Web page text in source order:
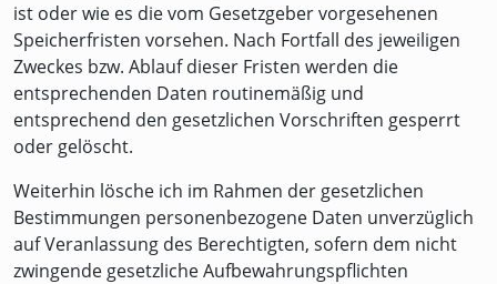
ist oder wie es die vom Gesetzgeber vorgesehenen
Speicherfristen vorsehen. Nach Fortfall des jeweiligen
Zweckes bzw. Ablauf dieser Fristen werden die
entsprechenden Daten routinemäßig und
entsprechend den gesetzlichen Vorschriften gesperrt
oder gelöscht.
Weiterhin lösche ich im Rahmen der gesetzlichen
Bestimmungen personenbezogene Daten unverzüglich
auf Veranlassung des Berechtigten, sofern dem nicht
zwingende gesetzliche Aufbewahrungspflichten